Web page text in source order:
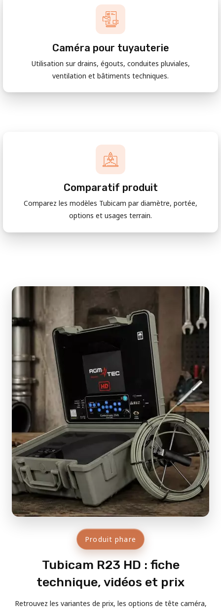
Caméra pour tuyauterie
Utilisation sur drains, égouts, conduites pluviales,
ventilation et bâtiments techniques.
Comparatif produit
Comparez les modèles Tubicam par diamètre, portée,
options et usages terrain.
Produit phare
Tubicam R23 HD : fiche
technique, vidéos et prix
Retrouvez les variantes de prix, les options de tête caméra,